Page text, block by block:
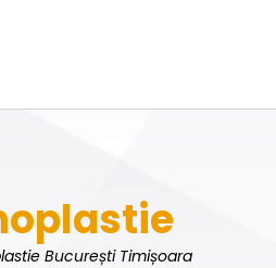
București Timișoara